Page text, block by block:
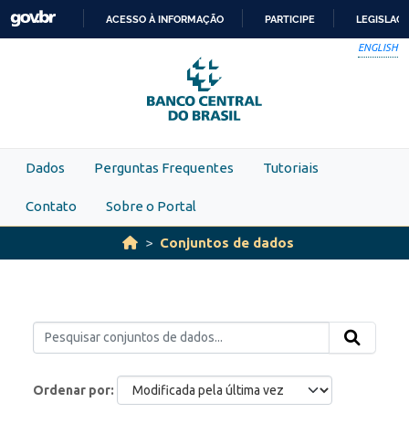
Skip to main content
PARA
O
CONTEÚDO
ACESSO À INFORMAÇÃO PARTICIPE
ENGLISH
Dados Perguntas Frequentes Tutoriais
Contato Sobre o Portal
Conjuntos de dados
Ordenar por